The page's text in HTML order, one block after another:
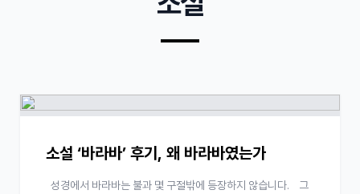
소설 ‘바라바’ 후기, 왜 바라바였는가
성경에서 바라바는 불과 몇 구절밖에 등장하지 않습니다. 그